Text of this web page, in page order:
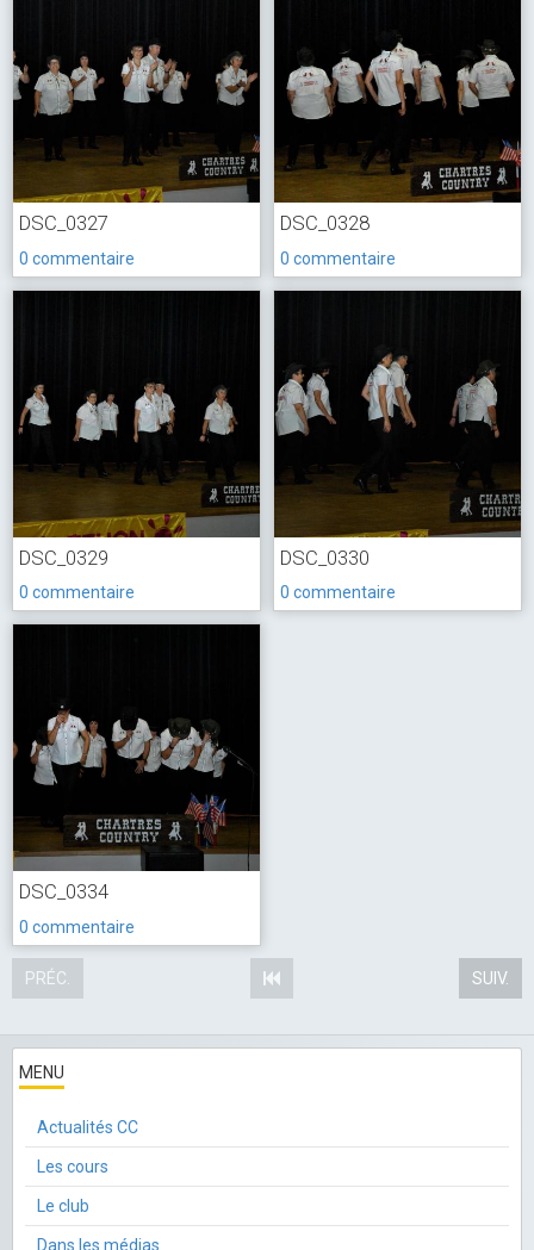
DSC_0327
0 commentaire
DSC_0328
0 commentaire
DSC_0329
0 commentaire
DSC_0330
0 commentaire
DSC_0334
0 commentaire
PRÉC. SUIV.
MENU
Actualités CC
Les cours
Le club
Dans les médias